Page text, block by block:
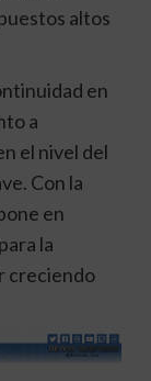
altos
en
a
el nivel del
Con la
en
la
creciendo